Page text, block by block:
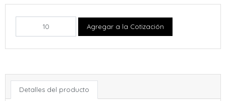
Agregar a la Cotización
Detalles del producto